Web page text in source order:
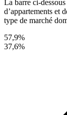
La barre ci-
d’appartements et
type de marché
57,9%
37,6%